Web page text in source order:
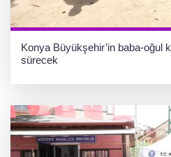
Konya Büyükşehir’in baba-oğul
sürecek